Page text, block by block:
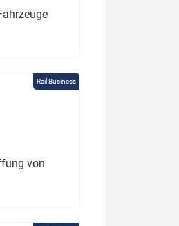
Rail Business
von